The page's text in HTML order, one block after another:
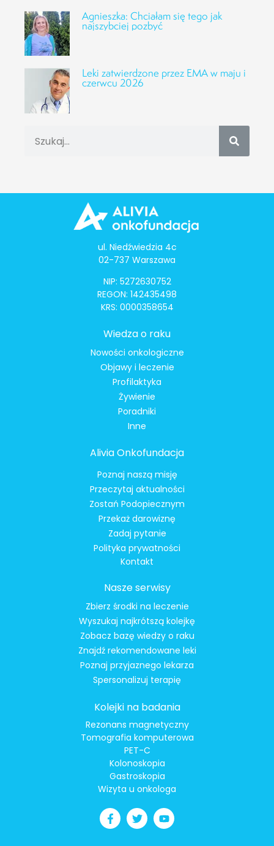
Agnieszka: Chciałam się tego jak
najszybciej pozbyć
Leki zatwierdzone przez EMA w maju i
czerwcu 2026
ul. Niedźwiedzia 4c
02-737 Warszawa
NIP: 5272630752
REGON: 142435498
KRS: 0000358654
Wiedza o raku
Nowości onkologiczne
Objawy i leczenie
Profilaktyka
Żywienie
Poradniki
Inne
Alivia Onkofundacja
Poznaj naszą misję
Przeczytaj aktualności
Zostań Podopiecznym
Przekaż darowiznę
Zadaj pytanie
Polityka prywatności
Kontakt
Nasze serwisy
Zbierz środki na leczenie
Wyszukaj najkrótszą kolejkę
Zobacz bazę wiedzy o raku
Znajdź rekomendowane leki
Poznaj przyjaznego lekarza
Spersonalizuj terapię
Kolejki na badania
Rezonans magnetyczny
Tomografia komputerowa
PET-C
Kolonoskopia
Gastroskopia
Wizyta u onkologa